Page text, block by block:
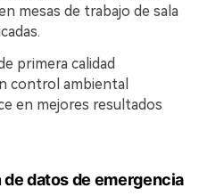
mesas de trabajo de sala
primera calidad
control ambiental
en mejores resultados
datos de emergencia